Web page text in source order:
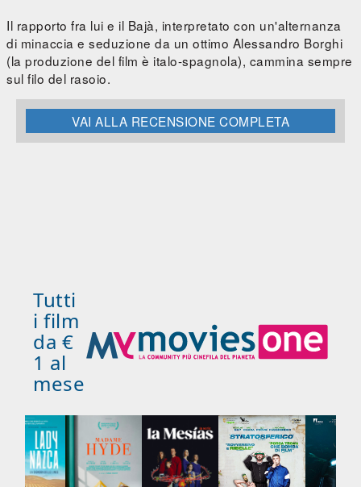
Il rapporto fra lui e il Bajà, interpretato con un'alternanza
di minaccia e seduzione da un ottimo Alessandro Borghi
(la produzione del film è italo-spagnola), cammina sempre
sul filo del rasoio.
VAI ALLA RECENSIONE COMPLETA
Tutti
i film
da €
1 al
mese